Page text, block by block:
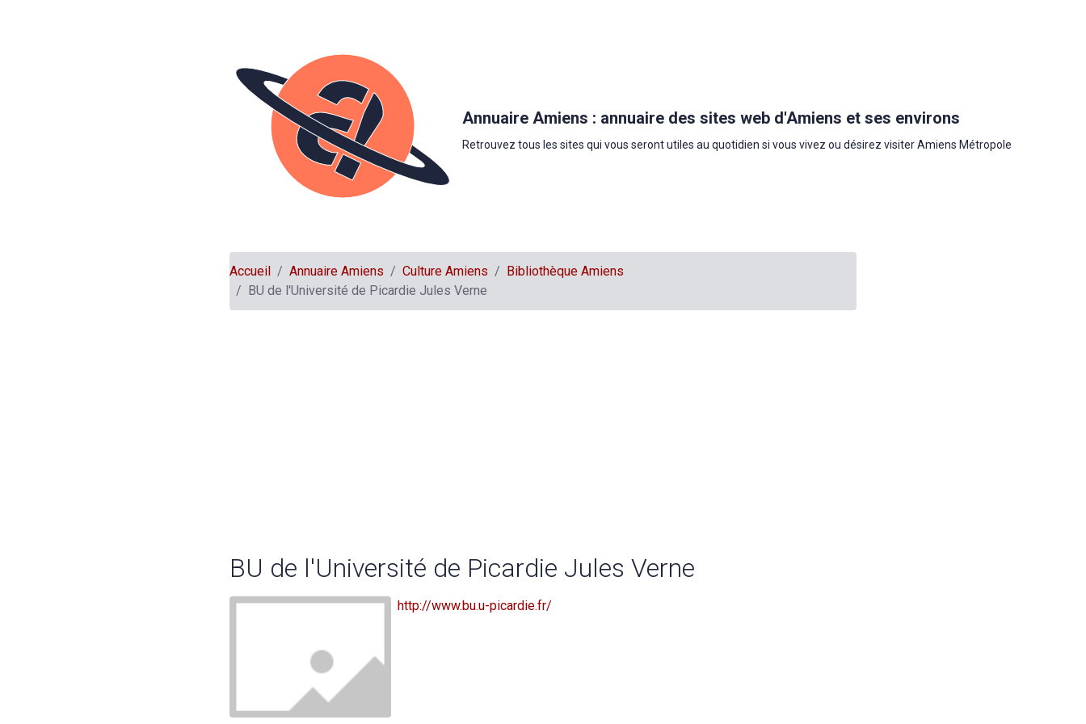
Annuaire Amiens : annuaire des sites web d'Amiens et ses environs
Retrouvez tous les sites qui vous seront utiles au quotidien si vous vivez ou désirez visiter Amiens Métropole
Accueil Annuaire Amiens Culture Amiens
Bibliothèque Amiens
BU de l'Université de Picardie Jules Verne
BU de l'Université de Picardie Jules Verne
http://www.bu.u-picardie.fr/